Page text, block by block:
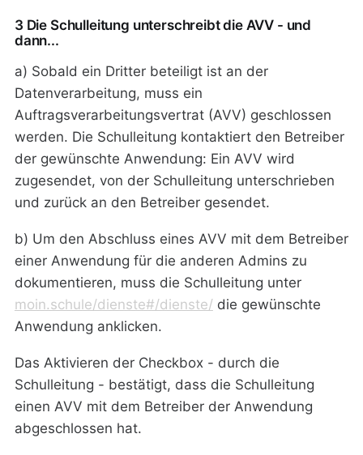
3 Die Schulleitung unterschreibt die AVV - und
dann...
a) Sobald ein Dritter beteiligt ist an der
Datenverarbeitung, muss ein
Auftragsverarbeitungsvertrat (AVV) geschlossen
werden. Die Schulleitung kontaktiert den Betreiber
der gewünschte Anwendung: Ein AVV wird
zugesendet, von der Schulleitung unterschrieben
und zurück an den Betreiber gesendet.
b) Um den Abschluss eines AVV mit dem Betreiber
einer Anwendung für die anderen Admins zu
dokumentieren, muss die Schulleitung unter
moin.schule/dienste#/dienste/die gewünschte
Anwendung anklicken.
Das Aktivieren der Checkbox - durch die
Schulleitung - bestätigt, dass die Schulleitung
einen AVV mit dem Betreiber der Anwendung
abgeschlossen hat.